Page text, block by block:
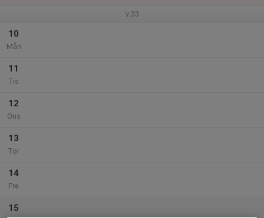
v.33
10
Mån
11
Tis
12
Ons
13
Tor
14
Fre
15